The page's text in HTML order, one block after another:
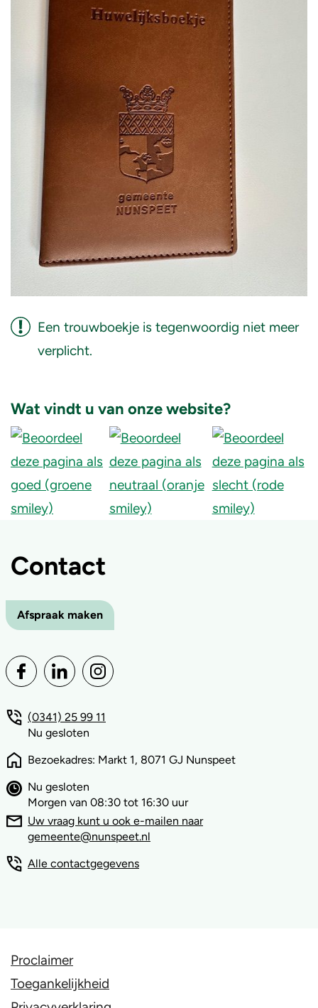
Een trouwboekje is tegenwoordig niet meer
verplicht.
Wat vindt u van onze website?
Contact
Afspraak maken
(0341) 25 99 11
Nu gesloten
Bezoekadres: Markt 1, 8071 GJ Nunspeet
Nu gesloten
Morgen van 08:30 tot 16:30 uur
Uw vraag kunt u ook e-mailen naar
gemeente@nunspeet.nl
Alle contactgegevens
Proclaimer
Toegankelijkheid